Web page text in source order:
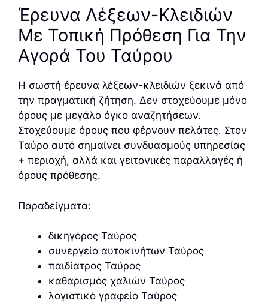
Έρευνα Λέξεων-Κλειδιών
Με Τοπική Πρόθεση Για Την
Αγορά Του Ταύρου
Η σωστή έρευνα λέξεων-κλειδιών ξεκινά από
την πραγματική ζήτηση. Δεν στοχεύουμε μόνο
όρους με μεγάλο όγκο αναζητήσεων.
Στοχεύουμε όρους που φέρνουν πελάτες. Στον
Ταύρο αυτό σημαίνει συνδυασμούς υπηρεσίας
+ περιοχή, αλλά και γειτονικές παραλλαγές ή
όρους πρόθεσης.
Παραδείγματα:
δικηγόρος Ταύρος
συνεργείο αυτοκινήτων Ταύρος
παιδίατρος Ταύρος
καθαρισμός χαλιών Ταύρος
λογιστικό γραφείο Ταύρος